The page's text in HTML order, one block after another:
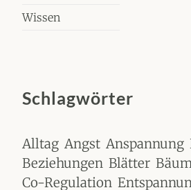
Wissen
Schlagwörter
Alltag Angst Anspannung
Beziehungen Blätter
Co-Regulation